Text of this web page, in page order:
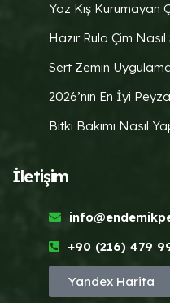
Yaz Kış Kurumayan
Hazır Rulo Çim Nasıl
Sert Zemin
2026’nın En İyi
Bitki Bakımı Nasıl
İletişim
+90 (216) 479
Yandex Harita